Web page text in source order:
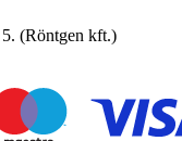
(Röntgen kft.)